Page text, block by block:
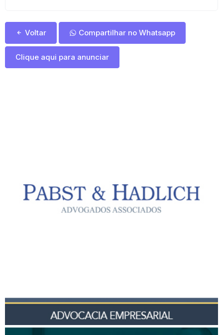
Voltar Compartilhar no Whatsapp
Clique aqui para anunciar